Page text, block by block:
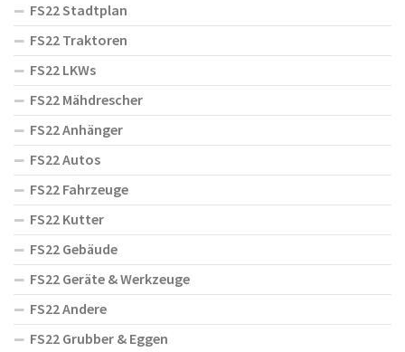
FS22 Stadtplan
FS22 Traktoren
FS22 LKWs
FS22 Mähdrescher
FS22 Anhänger
FS22 Autos
FS22 Fahrzeuge
FS22 Kutter
FS22 Gebäude
FS22 Geräte & Werkzeuge
FS22 Andere
FS22 Grubber & Eggen